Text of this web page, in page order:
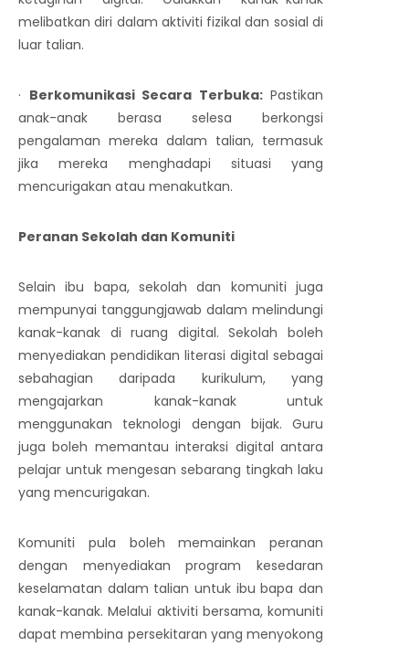
melibatkan diri dalam aktiviti fizikal dan sosial di
luar talian.
· Berkomunikasi Secara Terbuka:Pastikan
anak-anak berasa selesa berkongsi
pengalaman mereka dalam talian, termasuk
jika mereka menghadapi situasi yang
mencurigakan atau menakutkan.
Peranan Sekolah dan Komuniti
Selain ibu bapa, sekolah dan komuniti juga
mempunyai tanggungjawab dalam melindungi
kanak-kanak di ruang digital. Sekolah boleh
menyediakan pendidikan literasi digital sebagai
sebahagian daripada kurikulum, yang
mengajarkan kanak-kanak untuk
menggunakan teknologi dengan bijak. Guru
juga boleh memantau interaksi digital antara
pelajar untuk mengesan sebarang tingkah laku
yang mencurigakan.
Komuniti pula boleh memainkan peranan
dengan menyediakan program kesedaran
keselamatan dalam talian untuk ibu bapa dan
kanak-kanak. Melalui aktiviti bersama, komuniti
dapat membina persekitaran yang menyokong